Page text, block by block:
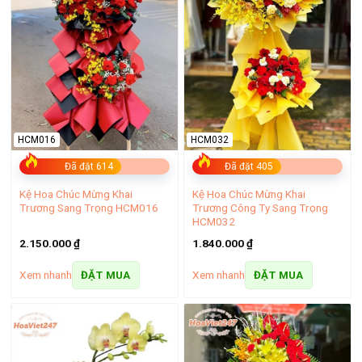
Tặng kèm các banner và thiệp cho khách ghi nội dung
Đã đặt 614
HCM016
Kệ Hoa Chúc Mừng Khai
Trương Sang Trọng HCM016
2.150.000₫
Xem nhanh ĐẶT MUA
Đã đặt 405
HCM032
Kệ Hoa Chúc Mừng Khai
Trương Công Ty Sang Trọng
HCM032
1.840.000₫
Xem nhanh ĐẶT MUA